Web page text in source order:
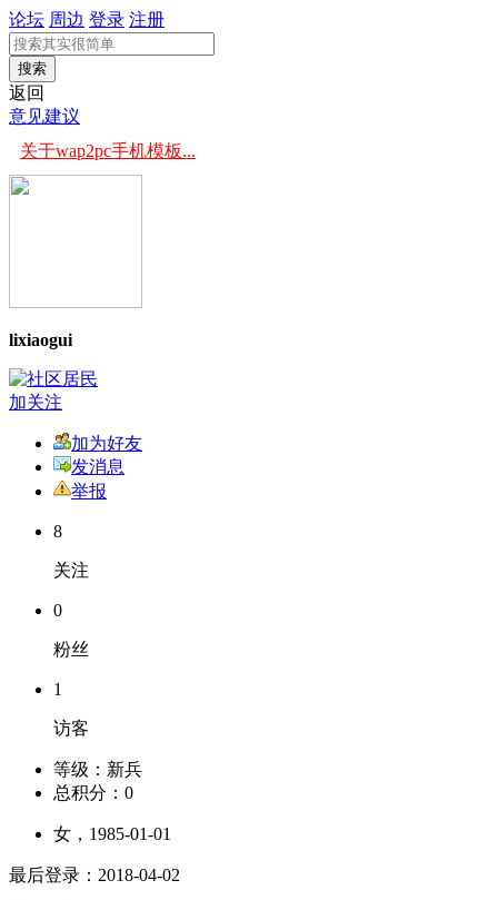
论坛 周边 登录 注册
搜索
返回
意见建议
关于wap2pc手机模板...
lixiaogui
加关注
加为好友
发消息
举报
8
关注
0
粉丝
1
访客
等级： 新兵
总积分： 0
女，1985-01-01
最后登录：2018-04-02